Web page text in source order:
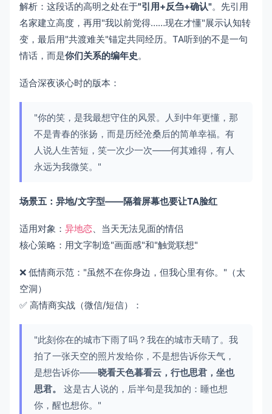
解析：这段话的高明之处在于"引用+反刍+确认"。先引用
名家建立高度，再用"我以前觉得……现在才懂"展示认知转
变，最后用"共渡难关"锚定共同经历。TA听到的不是一句
情话，而是你们关系的编年史。
适合深夜谈心时的版本：
"你的笑，是我最想守住的风景。人到中年更懂，那
不是青春的张扬，而是历经沧桑后的简单幸福。有
人说人生苦短，笑一次少一次——何其难得，有人
永远为我微笑。"
场景五：异地/文字型——隔着屏幕也要让TA脸红
适用对象： 异地恋、当天无法见面的情侣
核心策略：用文字制造"画面感"和"触觉联想"
❌ 低情商示范："虽然不在你身边，但我心里有你。"（太
空洞）
✅ 高情商实战（微信/短信）：
"此刻你在的城市下雨了吗？我在的城市天晴了。我
拍了一张天空的照片发给你，不是想告诉你天气，
是想告诉你——晓看天色暮看云，行也思君，坐也
思君。
这是古人说的，后半句是我加的：睡也想
你，醒也想你。"